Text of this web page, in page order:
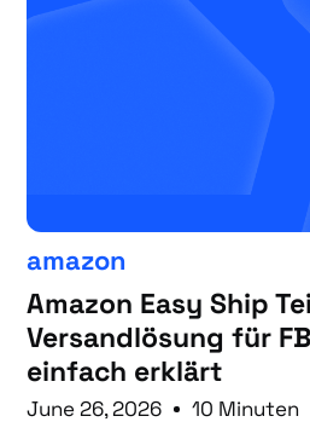
amazon
Amazon Easy Ship
Versandlösung für
einfach erklärt
June 26, 2026 10 Minuten